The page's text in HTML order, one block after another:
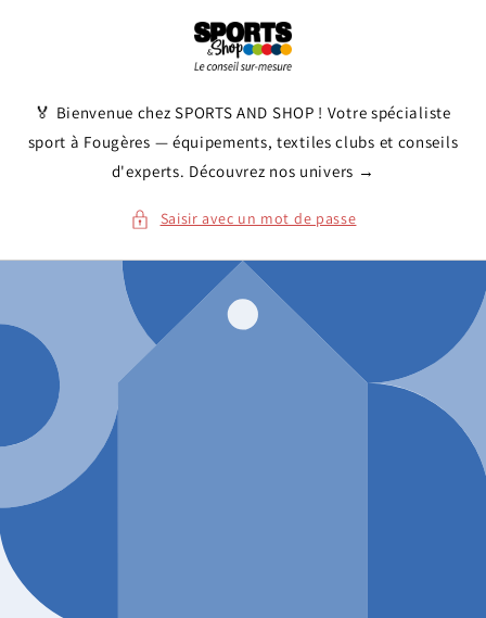
🏅 Bienvenue chez SPORTS AND SHOP ! Votre spécialiste
sport à Fougères — équipements, textiles clubs et conseils
d'experts. Découvrez nos univers →
Saisir avec un mot de passe